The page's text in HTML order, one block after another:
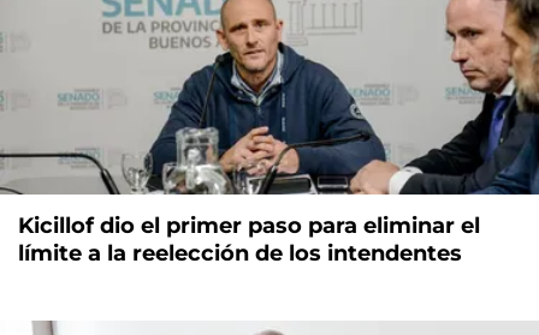
Kicillof dio el primer paso para eliminar el
límite a la reelección de los intendentes